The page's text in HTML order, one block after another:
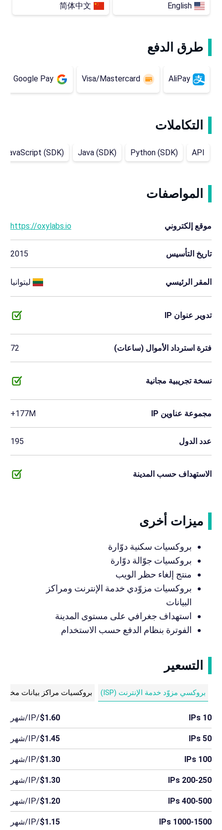
English
简体中文
طرق الدفع
AliPay
Visa/Mastercard
Google Pay
التكاملات
API
Python (SDK)
Java (SDK)
JavaScript (SDK)
المواصفات
موقع إلكتروني https://oxylabs.io
تاريخ التأسيس 2015
المقر الرئيسي ليتوانيا
تدوير عنوان IP
فترة استرداد الأموال (ساعات) 72
نسخة تجريبية مجانية
مجموعة عناوين IP 177M+
عدد الدول 195
الاستهداف حسب المدينة
ميزات أخرى
بروكسيات سكنية دوّارة
بروكسيات جوّالة دوّارة
منتج إلغاء حظر الويب
بروكسيات مزوّدي خدمة الإنترنت ومراكز
البيانات
استهداف جغرافي على مستوى المدينة
الفوترة بنظام الدفع حسب الاستخدام
التسعير
بروكسي مزوّد خدمة الإنترنت (ISP) بروكسيات مراكز بيانات
10 IPs
$1.60/IP/شهر
50 IPs
$1.45/IP/شهر
100 IPs
$1.30/IP/شهر
200-250 IPs
$1.30/IP/شهر
400-500 IPs
$1.20/IP/شهر
1000-1500 IPs
$1.15/IP/شهر